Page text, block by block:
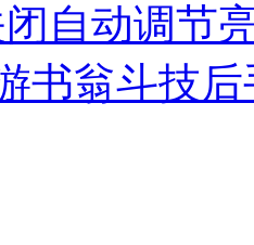
闭自动调节
书翁斗技